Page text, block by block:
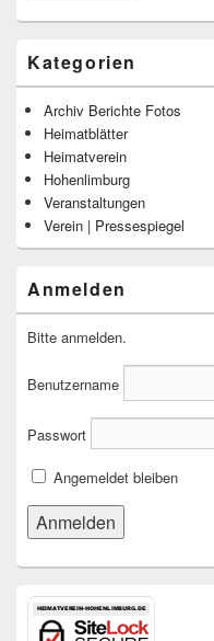
Kategorien
Archiv Berichte Fotos
Heimatblätter
Heimatverein
Hohenlimburg
Veranstaltungen
Verein | Pressespiegel
Anmelden
Bitte anmelden.
Benutzername
Passwort
Angemeldet bleiben